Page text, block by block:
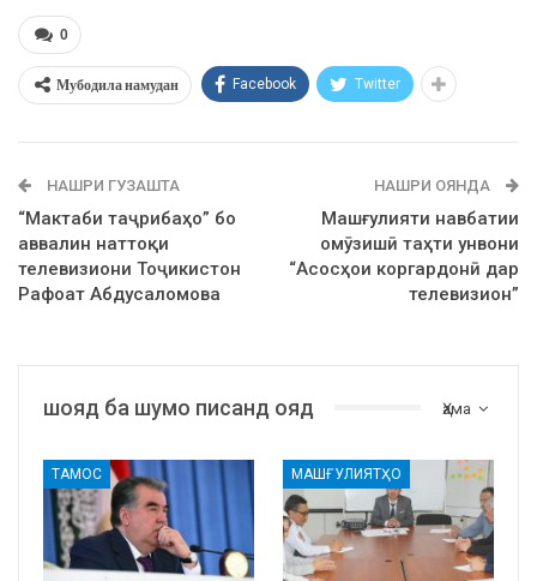
0
Мубодила намудан Facebook Twitter
НАШРИ ГУЗАШТА
“Мактаби таҷрибаҳо” бо
аввалин наттоқи
телевизиони Тоҷикистон
Рафоат Абдусаломова
НАШРИ ОЯНДА
Машғулияти навбатии
омӯзишӣ таҳти унвони
“Асосҳои коргардонӣ дар
телевизион”
Ҳама
шояд ба шумо писанд ояд
ТАМОС МАШҒУЛИЯТҲО